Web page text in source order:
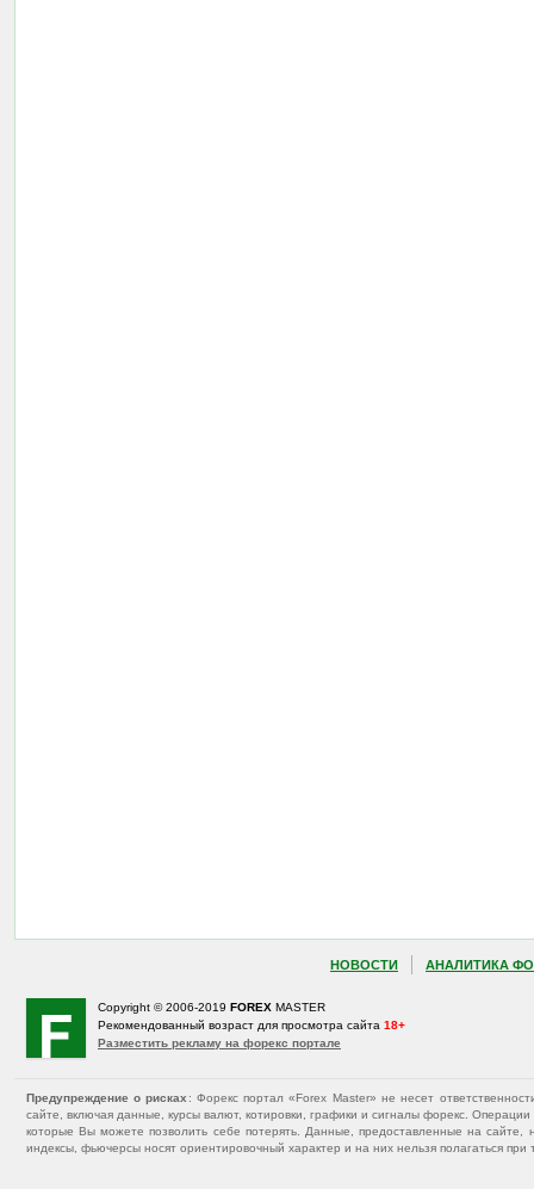
НОВОСТИ АНАЛИТИКА
Copyright © 2006-2019 FOREX MASTER
Рекомендованный возраст для просмотра сайта 18+
Разместить рекламу на форекс портале
Предупреждение о рисках : Форекс портал «Forex Master» не несет
сайте, включая данные, курсы валют, котировки, графики и сигналы форекс.
которые Вы можете позволить себе потерять. Данные, предоставленные на
индексы, фьючерсы носят ориентировочный характер и на них нельзя полагаться при